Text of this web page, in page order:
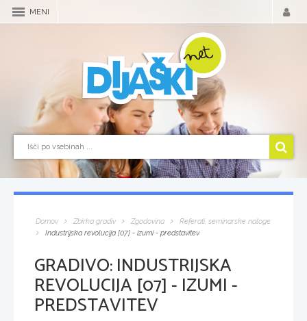
MENI
Domov Zbirka gradiv Zgodovina
Referati, seminarske naloge
Industrijska revolucija [07] - izumi - predstavitev
GRADIVO:INDUSTRIJSKA
REVOLUCIJA [07] - IZUMI -
PREDSTAVITEV